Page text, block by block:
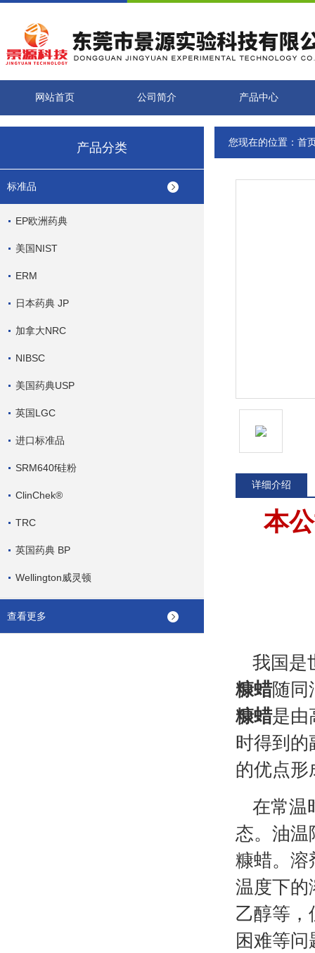
网站首页 公司简介 产品中心
产品分类
标准品
EP欧洲药典
美国NIST
ERM
日本药典 JP
加拿大NRC
NIBSC
美国药典USP
英国LGC
进口标准品
SRM640f硅粉
ClinChek®
TRC
英国药典 BP
Wellington威灵顿
查看更多
您现在的位置： 首
详细介绍
本
我国是
糠蜡随同
糠蜡是由
时得到
的优点形
在常温
态。油
糠蜡。溶
温度下的
乙醇等，
困难等